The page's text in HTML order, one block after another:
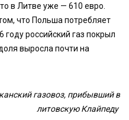
в Литве уже — 610 евро.
что Польша потребляет
году российский газ покрыл
выросла почти на
газовоз, прибывший в
литовскую Клайпеду